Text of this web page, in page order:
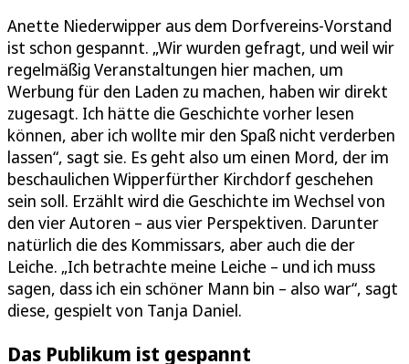
Anette Niederwipper aus dem Dorfvereins-Vorstand
ist schon gespannt. „Wir wurden gefragt, und weil wir
regelmäßig Veranstaltungen hier machen, um
Werbung für den Laden zu machen, haben wir direkt
zugesagt. Ich hätte die Geschichte vorher lesen
können, aber ich wollte mir den Spaß nicht verderben
lassen“, sagt sie. Es geht also um einen Mord, der im
beschaulichen Wipperfürther Kirchdorf geschehen
sein soll. Erzählt wird die Geschichte im Wechsel von
den vier Autoren – aus vier Perspektiven. Darunter
natürlich die des Kommissars, aber auch die der
Leiche. „Ich betrachte meine Leiche – und ich muss
sagen, dass ich ein schöner Mann bin – also war“, sagt
diese, gespielt von Tanja Daniel.
Das Publikum ist gespannt